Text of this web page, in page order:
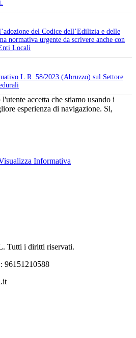
del Codice dell’Edilizia e delle
normativa urgente da scrivere anche con
Locali
L.R. 58/2023 (Abruzzo) sul Settore
accetta che stiamo usando i
esperienza di navigazione. Si,
Informativa
Tutti i diritti riservati.
96151210588